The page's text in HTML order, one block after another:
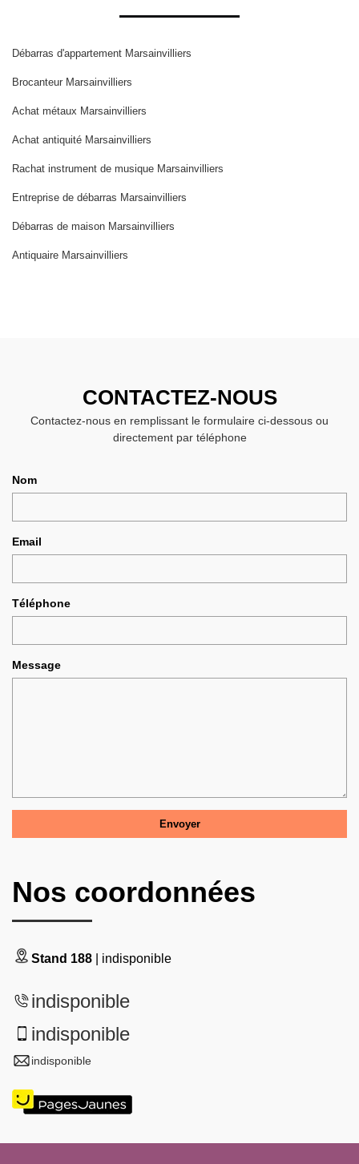
Débarras d'appartement Marsainvilliers
Brocanteur Marsainvilliers
Achat métaux Marsainvilliers
Achat antiquité Marsainvilliers
Rachat instrument de musique Marsainvilliers
Entreprise de débarras Marsainvilliers
Débarras de maison Marsainvilliers
Antiquaire Marsainvilliers
CONTACTEZ-NOUS
Contactez-nous en remplissant le formulaire ci-dessous ou
directement par téléphone
Nom
Email
Téléphone
Message
Nos coordonnées
Stand 188 | indisponible
indisponible
indisponible
indisponible